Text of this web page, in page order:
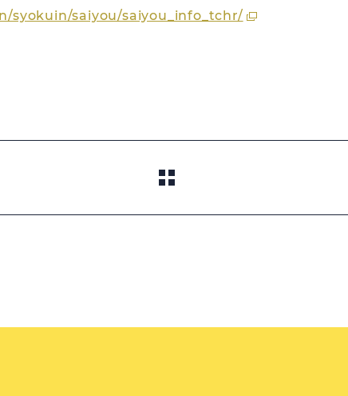
syokuin/saiyou/saiyou_info_tchr/